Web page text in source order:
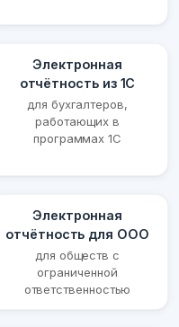
Электронная
отчётность из 1С
для бухгалтеров,
работающих в
программах 1С
Электронная
отчётность для ООО
для обществ с
ограниченной
ответственностью